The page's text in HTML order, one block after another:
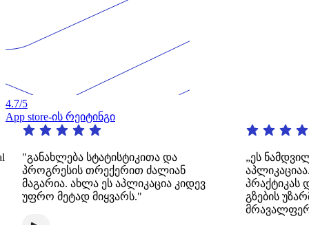
4.7/5
App store-ის რეიტინგი
სტატისტიკითა და
თრექერით ძალიან
ახლა ეს აპლიკაცია კიდევ
მიყვარს."
„ეს ნამდვილად
აპლიკაციაა. ის
პრაქტიკას
გზების უზარმაზარი